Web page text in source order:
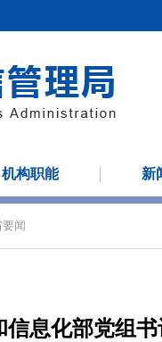
机构职能 新
闻
信息化部党组